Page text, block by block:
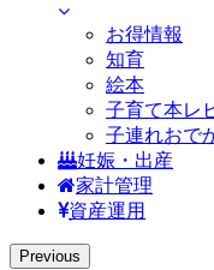
お得情報
知育
絵本
子育て本レ
子連れおで
妊娠・出産
家計管理
資産運用
Previous